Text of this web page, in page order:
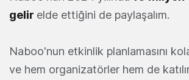
gelir elde ettiğini de paylaşalım.
Naboo'nun etkinlik planlamasını
ve hem organizatörler hem de